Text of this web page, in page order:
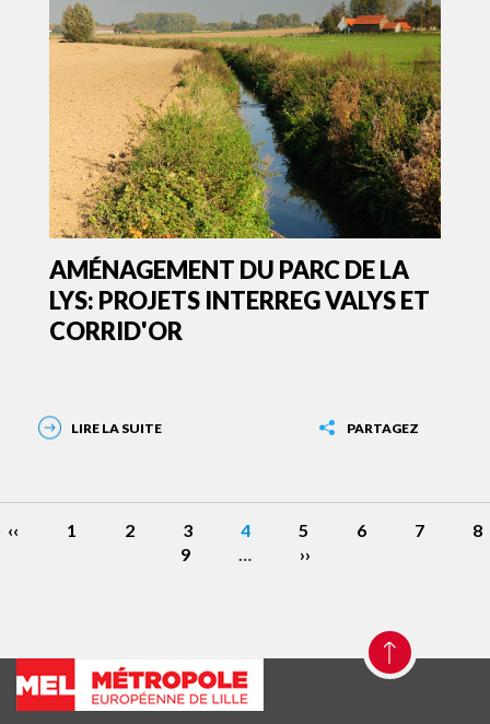
AMÉNAGEMENT DU PARC DE LA
LYS: PROJETS INTERREG VALYS ET
CORRID'OR
LIRE LA SUITE PARTAGEZ
Page
‹‹ Page
1 Page
2 Page
3
Page
courante
4 Page
5 Page
6 Page
7
8
Page
9
Page
››